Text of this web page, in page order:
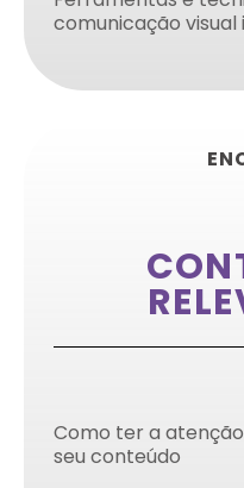
comunicação
Como ter a
seu conteúdo